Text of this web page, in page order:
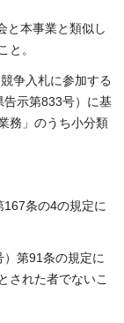
と本事業と類似し
と。
争入札に参加する
告示第833号）に基
務」のうち小分類
条の4の規定に
第91条の規定に
された者でないこ